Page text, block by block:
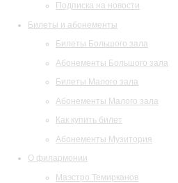
Подписка на новости
Билеты и абонементы
Билеты Большого зала
Абонементы Большого зала
Билеты Малого зала
Абонементы Малого зала
Как купить билет
Абонементы Музитория
О филармонии
Маэстро Темирканов